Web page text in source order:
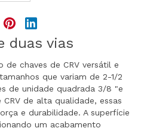
duas vias
de chaves de CRV versátil e
que variam de 2-1/2
de unidade quadrada 3/8 "e
de alta qualidade, essas
e durabilidade. A superfície
um acabamento